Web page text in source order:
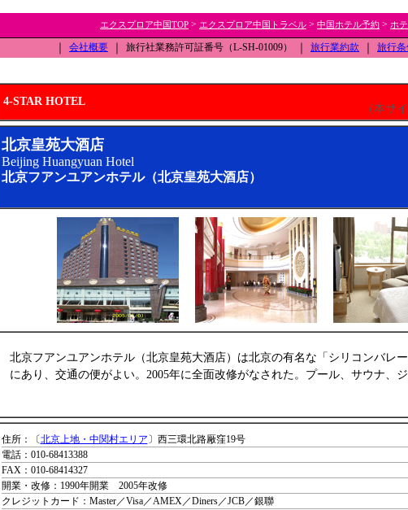
エクスプロア中国TOP > エクスプロア中国トラベル > 中国ホテル予約 > ホ
会社概要 旅行社業務許可証番号（L-SH-01009） 旅行業約款 旅行
4-STAR HOTEL
（本サ
北京皇苑大酒店
Beijing Huangyuan Hotel
北京フアンユアンホテル（北京皇苑大酒店）
北京フアンユアンホテル（北京皇苑大酒店）は北京の有名な「シリコンバレ
にあり、交通の便がよい。2005年に全面改修がなされた。プール、サウナ、ジ
住所：〔北京上地・中関村エリア 〕西三環北路厰窪19号
電話：010-68413388
FAX：010-68414327
開業・改修：1990年開業 2005年改修
クレジットカード：Master／Visa／AMEX／Diners／JCB／銀聯